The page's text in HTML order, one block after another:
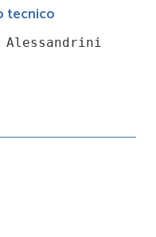
tecnico
Alessandrini